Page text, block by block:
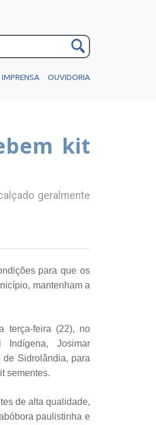
IMPRENSA OUVIDORIA
kit
geralmente
para que os
mantenham a
terça-feira (22), no
Indígena, Josimar
Sidrolândia, para
sementes.
de alta qualidade,
paulistinha e